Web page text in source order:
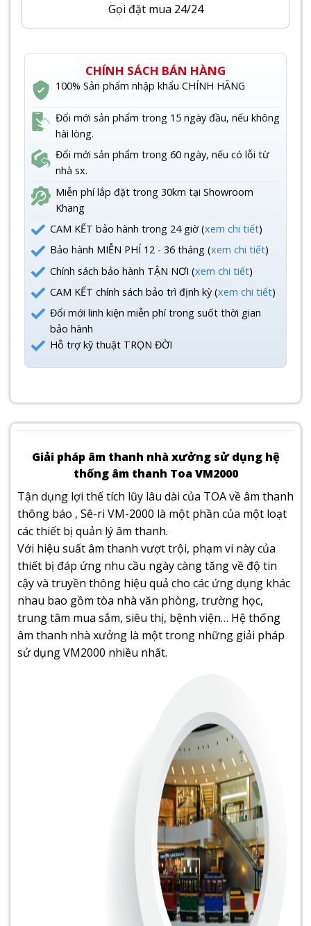
Gọi đặt mua 24/24
CHÍNH SÁCH BÁN HÀNG
100% Sản phẩm nhập khẩu CHÍNH HÃNG
Đổi mới sản phẩm trong 15 ngày đầu, nếu không
hài lòng.
Đổi mới sản phẩm trong 60 ngày, nếu có lỗi từ
nhà sx.
Miễn phí lắp đặt trong 30km tại Showroom
Khang
CAM KẾT bảo hành trong 24 giờ (xem chi tiết)
Bảo hành MIỄN PHÍ 12 - 36 tháng (xem chi tiết)
Chính sách bảo hành TẬN NƠI (xem chi tiết)
CAM KẾT chính sách bảo trì định kỳ (xem chi tiết)
Đổi mới linh kiện miễn phí trong suốt thời gian
bảo hành
Hỗ trợ kỹ thuật TRỌN ĐỜI
Giải pháp âm thanh nhà xưởng sử dụng hệ
thống âm thanh Toa VM2000
Tận dụng lợi thế tích lũy lâu dài của TOA về âm thanh
thông báo , Sê-ri VM-2000 là một phần của một loạt
các thiết bị quản lý âm thanh.
Với hiệu suất âm thanh vượt trội, phạm vi này của
thiết bị đáp ứng nhu cầu ngày càng tăng về độ tin
cậy và truyền thông hiệu quả cho các ứng dụng khác
nhau bao gồm tòa nhà văn phòng, trường học,
trung tâm mua sắm, siêu thị, bệnh viện… Hệ thống
âm thanh nhà xưởng là một trong những giải pháp
sử dụng VM2000 nhiều nhất.